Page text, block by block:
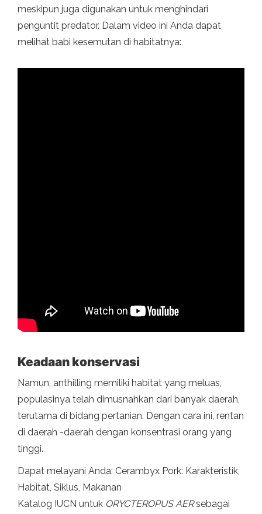
meskipun juga digunakan untuk menghindari
penguntit predator. Dalam video ini Anda dapat
melihat babi kesemutan di habitatnya:
Keadaan konservasi
Namun, anthilling memiliki habitat yang meluas,
populasinya telah dimusnahkan dari banyak daerah,
terutama di bidang pertanian. Dengan cara ini, rentan
di daerah -daerah dengan konsentrasi orang yang
tinggi.
Dapat melayani Anda: Cerambyx Pork: Karakteristik,
Habitat, Siklus, Makanan
Katalog IUCN untuk ORYCTEROPUS AERsebagai